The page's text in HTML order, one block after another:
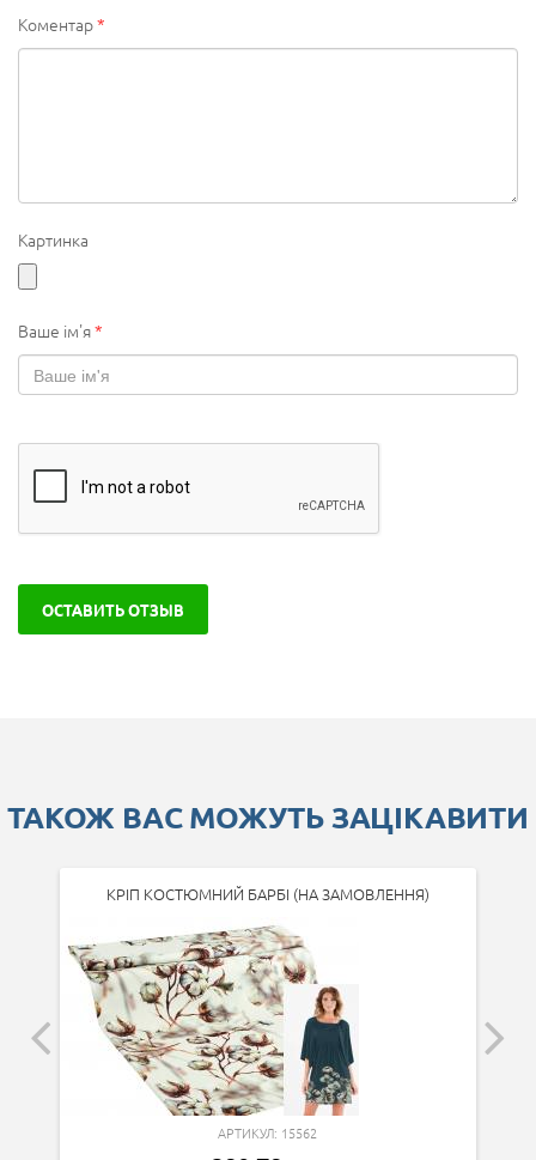
Коментар*
Картинка
Ваше ім'я*
ОСТАВИТЬ ОТЗЫВ
ТАКОЖ ВАС МОЖУТЬ ЗАЦІКАВИТИ
КРІП КОСТЮМНИЙ БАРБІ (НА ЗАМОВЛЕННЯ)
АРТИКУЛ: 15562